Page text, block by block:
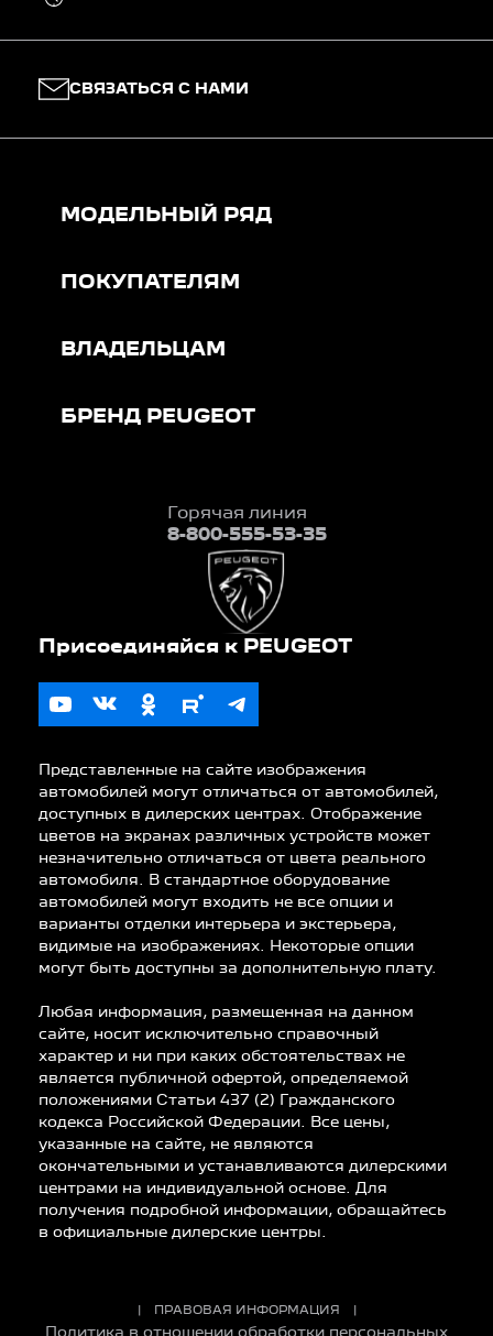
СВЯЗАТЬСЯ С НАМИ
Горячая линия
8-800-555-53-35
МОДЕЛЬНЫЙ РЯД
ПОКУПАТЕЛЯМ
ВЛАДЕЛЬЦАМ
БРЕНД PEUGEOT
Представленные на сайте изображения
автомобилей могут отличаться от автомобилей,
доступных в дилерских центрах. Отображение
цветов на экранах различных устройств может
незначительно отличаться от цвета реального
автомобиля. В стандартное оборудование
автомобилей могут входить не все опции и
варианты отделки интерьера и экстерьера,
видимые на изображениях. Некоторые опции
могут быть доступны за дополнительную плату.
Любая информация, размещенная на данном
сайте, носит исключительно справочный
характер и ни при каких обстоятельствах не
является публичной офертой, определяемой
положениями Статьи 437 (2) Гражданского
кодекса Российской Федерации. Все цены,
указанные на сайте, не являются
окончательными и устанавливаются дилерскими
центрами на индивидуальной основе. Для
получения подробной информации, обращайтесь
в официальные дилерские центры.
ПРАВОВАЯ ИНФОРМАЦИЯ
Политика в отношении обработки персональных